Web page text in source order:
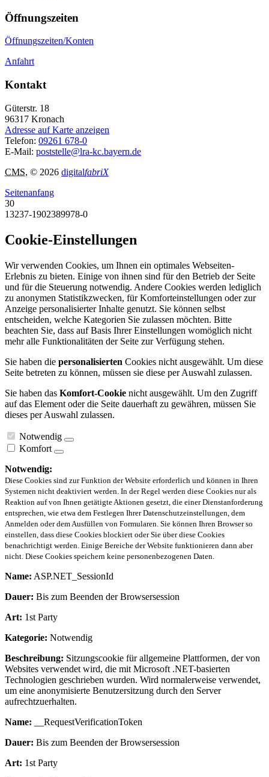
Öffnungszeiten
Öffnungszeiten/Konten
Anfahrt
Kontakt
Güterstr. 18
96317 Kronach
Adresse auf Karte anzeigen
Telefon: 09261 678-0
E-Mail: poststelle@lra-kc.bayern.de
CMS, © 2026 digitalfabriX
Seitenanfang
30
13237-1902389978-0
Cookie-Einstellungen
Wir verwenden Cookies, um Ihnen ein optimales Webseiten-
Erlebnis zu bieten. Einige von ihnen sind für den Betrieb der Seite
und für die Steuerung notwendig. Andere Cookies werden lediglich
zu anonymen Statistikzwecken, für Komforteinstellungen oder zur
Anzeige personalisierter Inhalte genutzt. Sie können selbst
entscheiden, welche Kategorien Sie zulassen möchten. Bitte
beachten Sie, dass auf Basis Ihrer Einstellungen womöglich nicht
mehr alle Funktionalitäten der Seite zur Verfügung stehen.
Sie haben die personalisierten Cookies nicht ausgewählt. Um diese
Seite betreten zu können, müssen sie diese per Auswahl zulassen.
Sie haben das Komfort-Cookie nicht ausgewählt. Um den Zugriff
auf das Element oder die Seite dauerhaft zu gewähren, müssen Sie
dieses per Auswahl zulassen.
Notwendig
Komfort
Notwendig:
Diese Cookies sind zur Funktion der Website erforderlich und können in Ihren
Systemen nicht deaktiviert werden. In der Regel werden diese Cookies nur als
Reaktion auf von Ihnen getätigte Aktionen gesetzt, die einer Dienstanforderung
entsprechen, wie etwa dem Festlegen Ihrer Datenschutzeinstellungen, dem
Anmelden oder dem Ausfüllen von Formularen. Sie können Ihren Browser so
einstellen, dass diese Cookies blockiert oder Sie über diese Cookies
benachrichtigt werden. Einige Bereiche der Website funktionieren dann aber
nicht. Diese Cookies speichern keine personenbezogenen Daten.
Name: ASP.NET_SessionId
Dauer: Bis zum Beenden der Browsersession
Art: 1st Party
Kategorie: Notwendig
Beschreibung: Sitzungscookie für allgemeine Plattformen, der von
Websites verwendet wird, die mit Microsoft .NET-basierten
Technologien geschrieben wurden. Wird normalerweise verwendet,
um eine anonymisierte Benutzersitzung durch den Server
aufrechtzuerhalten.
Name: __RequestVerificationToken
Dauer: Bis zum Beenden der Browsersession
Art: 1st Party